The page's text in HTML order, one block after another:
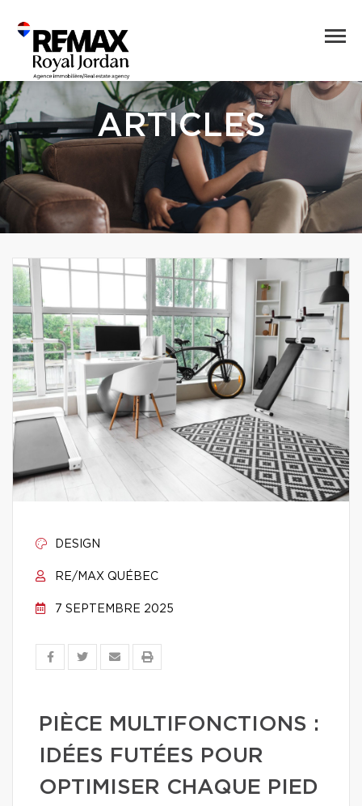
ARTICLES
DESIGN
RE/MAX QUÉBEC
7 SEPTEMBRE 2025
PIÈCE MULTIFONCTIONS :
IDÉES FUTÉES POUR
OPTIMISER CHAQUE PIED